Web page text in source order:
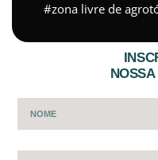
zona livre de